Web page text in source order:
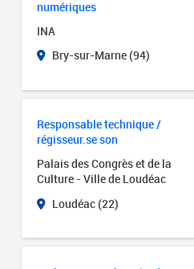
numériques
INA
Bry-sur-Marne (94)
Responsable technique /
régisseur.se son
Palais des Congrès et de la
Culture - Ville de Loudéac
Loudéac (22)